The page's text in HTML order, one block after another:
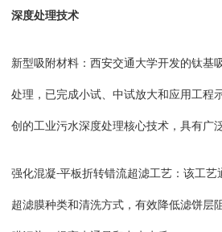
深度处理技术
新型吸附材料：西安交通大学开发的钛基
处理，已完成小试、中试放大和应用工程
创的工业污水深度处理核心技术，具有广
强化混凝-平板折转错流超滤工艺：该工艺
超滤膜种类和清洗方式，有效降低滤饼层